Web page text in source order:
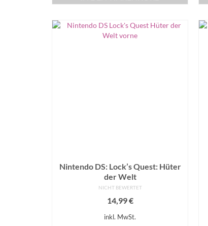
Nintendo DS: Lock’s Quest: Hüter
der Welt
NICHT BEWERTET
14,99€
inkl. MwSt.